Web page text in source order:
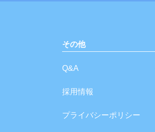
その他
Q&A
採用情報
プライバシーポリシー